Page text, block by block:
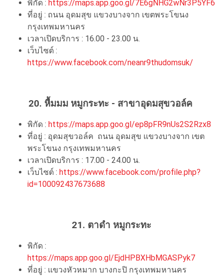
พิกัด : https://maps.app.goo.gl/7E6gNHG2wNr3P5YF6
ที่อยู่ : ถนน อุดมสุข แขวงบางจาก เขตพระโขนง
กรุงเทพมหานคร
เวลาเปิดบริการ : 16.00 - 23.00 น.
เว็บไซต์ :
https://www.facebook.com/neanr9thudomsuk/
20. หื้มมม หมูกระทะ - สาขาอุดมสุขวอล์ค
พิกัด : https://maps.app.goo.gl/ep8pFR9nUs2S2Rzx8
ที่อยู่ : อุดมสุขวอล์ค ถนน อุดมสุข แขวงบางจาก เขต
พระโขนง กรุงเทพมหานคร
เวลาเปิดบริการ : 17.00 - 24.00 น.
เว็บไซต์ : https://www.facebook.com/profile.php?
id=100092437673688
21. ตาดำ หมูกระทะ
พิกัด :
https://maps.app.goo.gl/EjdHPBXHbMGASPyk7
ที่อยู่ : แขวงหัวหมาก บางกะปิ กรุงเทพมหานคร